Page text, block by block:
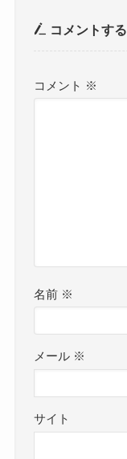
コメントする
コメント ※
名前 ※
メール ※
サイト